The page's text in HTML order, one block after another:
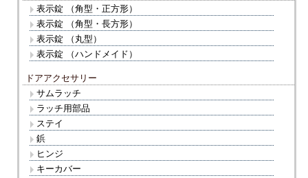
表示錠 （角型・正方形）
表示錠 （角型・長方形）
表示錠 （丸型）
表示錠 （ハンドメイド）
ドアアクセサリー
サムラッチ
ラッチ用部品
ステイ
鋲
ヒンジ
キーカバー